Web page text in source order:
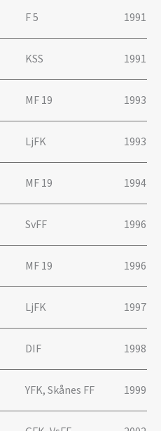
F 5 1991
KSS 1991
MF 19 1993
LjFK 1993
MF 19 1994
SvFF 1996
MF 19 1996
LjFK 1997
DIF 1998
YFK, Skånes FF 1999